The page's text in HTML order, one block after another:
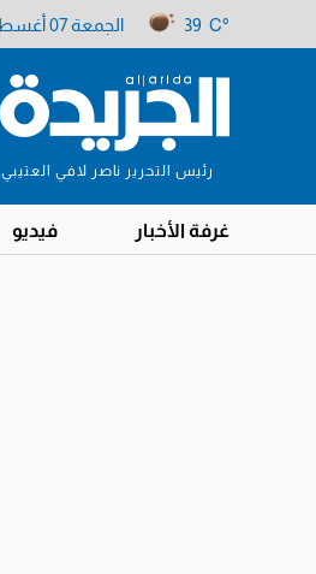
39 C° الجمعة 07 أغسطس 2026
رئيس التحرير ناصر لافي العتيبي
غرفة الأخبار فيديو